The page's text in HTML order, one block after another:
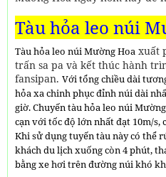
Tàu hỏa leo núi
Tàu hỏa leo núi Mường Hoa xuất
trấn sa pa và kết thúc hành
fansipan. Với tổng chiều dài
hỏa xa chinh phục đỉnh núi dài
giờ.Chuyến tàu hỏa leo núi
cạn với tốc độ lớn nhất đạt 10m/s,
Khi sử dụng tuyến tàu này có thể
khách du lịch xuống còn 4 phút,
bằng xe hơi trên đường núi khó